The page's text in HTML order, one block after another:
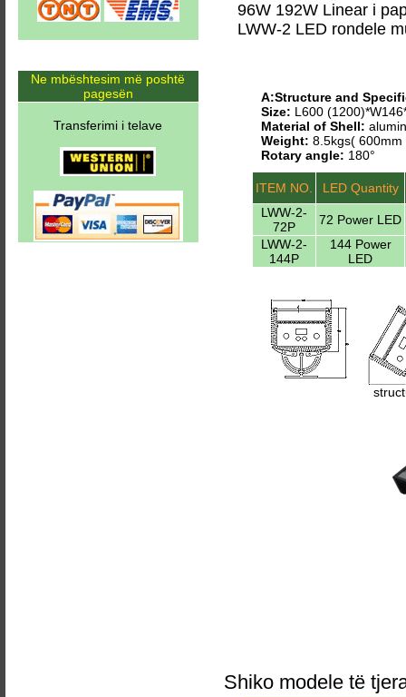
96W 192W Linear i
LWW-2 LED rondele
A:Structure and
Size: L600
Material of Shell:
Weight: 8.5kgs(
Rotary angle: 180°
ITEM NO.
LED Quantity
LWW-2-
72P
72 Power LED
LWW-2-
144P
144 Power
LED
Shiko modele të
Ne mbështesim më poshtë
pagesën
Transferimi i telave